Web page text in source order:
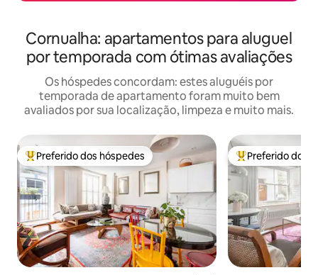
Cornualha: apartamentos para aluguel
por temporada com ótimas avaliações
Os hóspedes concordam: estes aluguéis por
temporada de apartamento foram muito bem
avaliados por sua localização, limpeza e muito mais.
Entre os melhores preferidos dos hóspedes
Preferido dos hóspedes Entre os
Preferido dos